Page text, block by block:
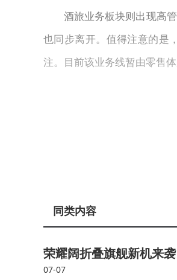
酒旅业务板块则出现高
也同步离开。值得注意的是
注。目前该业务线暂由零售
同类内容
荣耀阔折叠旗舰新机来
07-07